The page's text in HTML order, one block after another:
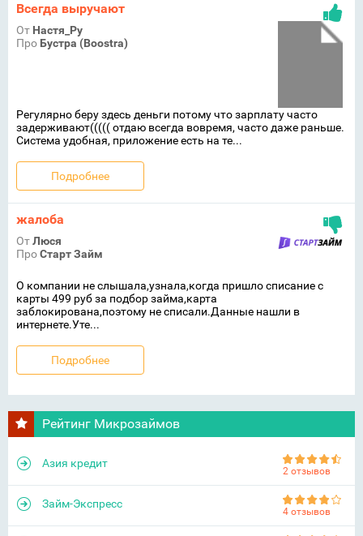
Всегда выручают
От Настя_Ру
Про Бустра (Boostra)
Регулярно беру здесь деньги потому что зарплату часто
задерживают((((( отдаю всегда вовремя, часто даже раньше.
Система удобная, приложение есть на те...
Подробнее
жалоба
ОтЛюся
ПроСтарт Займ
О компании не слышала,узнала,когда пришло списание с
карты 499 руб за подбор займа,карта
заблокирована,поэтому не списали.Данные нашли в
интернете.Уте...
Подробнее
Рейтинг Микрозаймов
Азия кредит
2 отзывов
Займ-Экспресс
4 отзывов